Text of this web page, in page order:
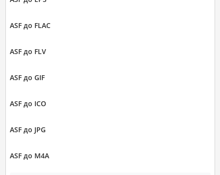
ASF до FLAC
ASF до FLV
ASF до GIF
ASF до ICO
ASF до JPG
ASF до M4A